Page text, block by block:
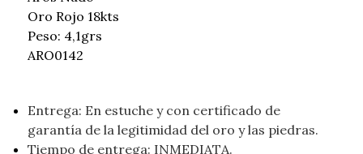
Oro Rojo 18kts
Peso: 4,1grs
ARO0142
Entrega: En estuche y con certificado de
garantía de la legitimidad del oro y las piedras.
Tiempo de entrega: INMEDIATA.